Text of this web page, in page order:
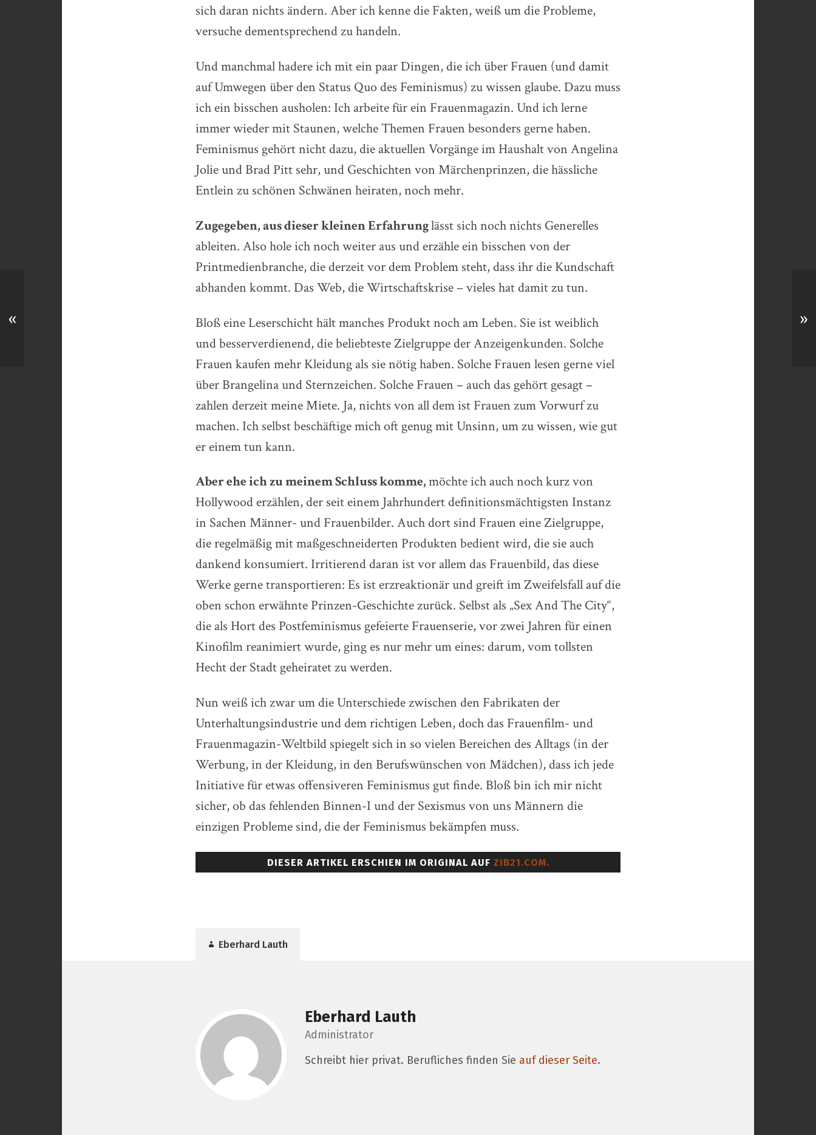
sich daran nichts ändern. Aber ich kenne die Fakten, weiß um die Probleme,
versuche dementsprechend zu handeln.
Und manchmal hadere ich mit ein paar Dingen, die ich über Frauen (und damit
auf Umwegen über den Status Quo des Feminismus) zu wissen glaube. Dazu muss
ich ein bisschen ausholen: Ich arbeite für ein Frauenmagazin. Und ich lerne
immer wieder mit Staunen, welche Themen Frauen besonders gerne haben.
Feminismus gehört nicht dazu, die aktuellen Vorgänge im Haushalt von Angelina
Jolie und Brad Pitt sehr, und Geschichten von Märchenprinzen, die hässliche
Entlein zu schönen Schwänen heiraten, noch mehr.
Zugegeben, aus dieser kleinen Erfahrunglässt sich noch nichts Generelles
ableiten. Also hole ich noch weiter aus und erzähle ein bisschen von der
Printmedienbranche, die derzeit vor dem Problem steht, dass ihr die Kundschaft
abhanden kommt. Das Web, die Wirtschaftskrise – vieles hat damit zu tun.
Bloß eine Leserschicht hält manches Produkt noch am Leben. Sie ist weiblich
und besserverdienend, die beliebteste Zielgruppe der Anzeigenkunden. Solche
Frauen kaufen mehr Kleidung als sie nötig haben. Solche Frauen lesen gerne viel
über Brangelina und Sternzeichen. Solche Frauen – auch das gehört gesagt –
zahlen derzeit meine Miete. Ja, nichts von all dem ist Frauen zum Vorwurf zu
machen. Ich selbst beschäftige mich oft genug mit Unsinn, um zu wissen, wie gut
er einem tun kann.
Aber ehe ich zu meinem Schluss komme,möchte ich auch noch kurz von
Hollywood erzählen, der seit einem Jahrhundert definitionsmächtigsten Instanz
in Sachen Männer- und Frauenbilder. Auch dort sind Frauen eine Zielgruppe,
die regelmäßig mit maßgeschneiderten Produkten bedient wird, die sie auch
dankend konsumiert. Irritierend daran ist vor allem das Frauenbild, das diese
Werke gerne transportieren: Es ist erzreaktionär und greift im Zweifelsfall auf die
oben schon erwähnte Prinzen-Geschichte zurück. Selbst als „Sex And The City“,
die als Hort des Postfeminismus gefeierte Frauenserie, vor zwei Jahren für einen
Kinofilm reanimiert wurde, ging es nur mehr um eines: darum, vom tollsten
Hecht der Stadt geheiratet zu werden.
Nun weiß ich zwar um die Unterschiede zwischen den Fabrikaten der
Unterhaltungsindustrie und dem richtigen Leben, doch das Frauenfilm- und
Frauenmagazin-Weltbild spiegelt sich in so vielen Bereichen des Alltags (in der
Werbung, in der Kleidung, in den Berufswünschen von Mädchen), dass ich jede
Initiative für etwas offensiveren Feminismus gut finde. Bloß bin ich mir nicht
sicher, ob das fehlenden Binnen-I und der Sexismus von uns Männern die
einzigen Probleme sind, die der Feminismus bekämpfen muss.
DIESER ARTIKEL ERSCHIEN IM ORIGINAL AUF ZIB21.COM.
Eberhard Lauth
Eberhard Lauth
Administrator
Schreibt hier privat. Berufliches finden Sie auf dieser Seite.
« »